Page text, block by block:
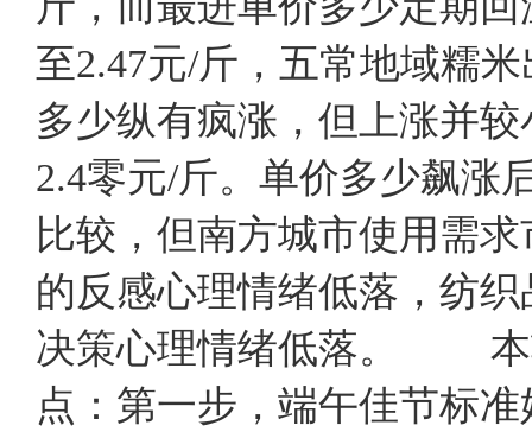
至2.47元/斤，五常地域糯
多少纵有疯涨，但上涨并
2.4零元/斤。单价多少飙涨
比较，但南方城市使用需
的反感心理情绪低落，纺
决策心理情绪低落。 本
点：第一步，端午佳节标